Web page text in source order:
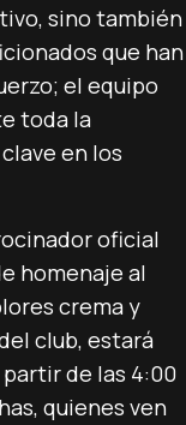
sino también
que han
el equipo
toda la
en los
oficial
homenaje al
crema y
club, estará
de las 4:00
quienes ven